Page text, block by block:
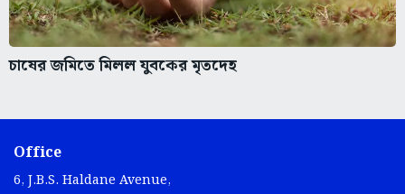
চাষের জমিতে মিলল যুবকের মৃতদেহ
Office
6, J.B.S. Haldane Avenue,